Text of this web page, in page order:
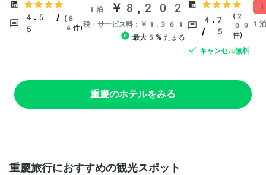
4.5 /
5
(8
4件)
1泊 ￥8,202
税・サービス料：￥1,361
最大5% たまる
4.7
/ 5
(2
09
件)
キャンセル無料
1泊
重慶のホテルをみる
重慶旅行におすすめの観光スポット